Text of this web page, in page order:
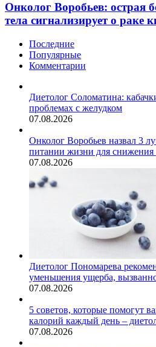
Онколог Воробьев: острая
тела сигнализирует о раке
Последние
Популярные
Комментарии
Диетолог Соломатина:
проблемах с желудком
07.08.2026
Онколог Воробьев назвал 3
питании жизни для снижения
07.08.2026
Диетолог Пономарева
уменьшения ущерба,
07.08.2026
5 советов, которые помогут
калорий каждый день –
07.08.2026